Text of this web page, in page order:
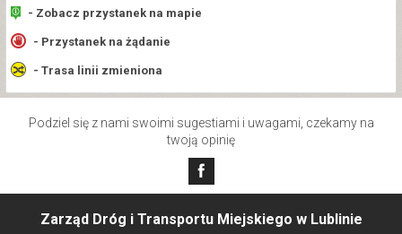
- Zobacz przystanek na mapie
- Przystanek na żądanie
- Trasa linii zmieniona
Podziel się z nami swoimi sugestiami i uwagami, czekamy na
twoją opinię
Zarząd Dróg i Transportu Miejskiego w Lublinie